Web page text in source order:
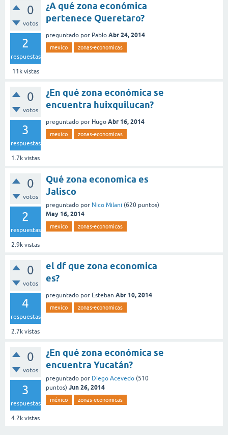
0
votos
2
respuestas
11kvistas
¿A qué zona económica
pertenece Queretaro?
preguntado por Pablo Abr 24, 2014
mexico zonas-economicas
0
votos
3
respuestas
1.7k vistas
¿En qué zona económica se
encuentra huixquilucan?
preguntado por Hugo Abr 16, 2014
mexico zonas-economicas
0
votos
2
respuestas
2.9k vistas
Qué zona economica es
Jalisco
preguntado por Nico Milani (620 puntos)
May 16, 2014
mexico zonas-economicas
0
votos
4
respuestas
2.7k vistas
el df que zona economica
es?
preguntado por Esteban Abr 10, 2014
mexico zonas-economicas
0
votos
3
respuestas
4.2k vistas
¿En qué zona económica se
encuentra Yucatán?
preguntado por Diego Acevedo (510
puntos) Jun 26, 2014
méxico zonas-economicas